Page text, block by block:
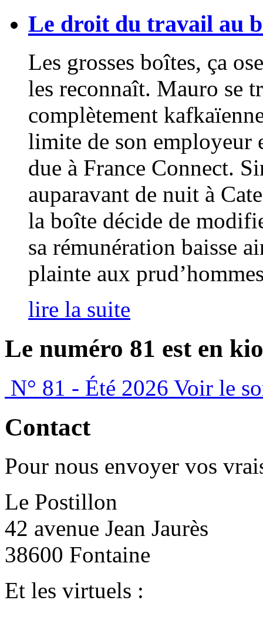
Le droit du travail au
Les grosses boîtes, ça
les reconnaît. Mauro se
complètement
limite de son employeur
due à France Connect.
auparavant de nuit à
la boîte décide de
sa rémunération baisse
plainte aux
lire la suite
Le numéro 81 est en
N° 81 - Été 2026 Voir le
Contact
Pour nous envoyer vos
Le Postillon
42 avenue Jean Jaurès
38600 Fontaine
Et les virtuels :